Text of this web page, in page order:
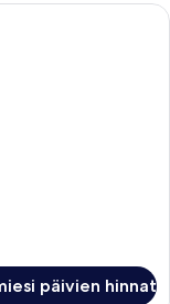
jossa on kaksi sänkyä,
päivien hinnat